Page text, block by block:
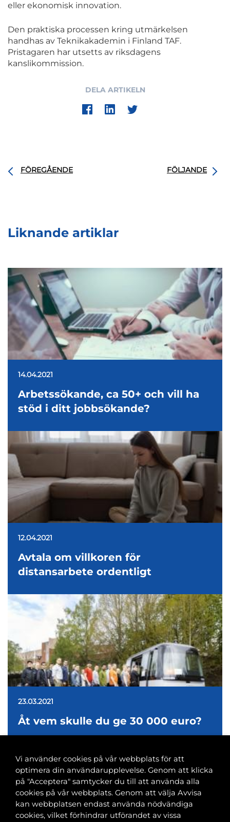
eller ekonomisk innovation.
Den praktiska processen kring utmärkelsen
handhas av Teknikakademin i Finland TAF.
Pristagaren har utsetts av riksdagens
kanslikommission.
DELA ARTIKELN
FÖREGÅENDE FÖLJANDE
Liknande artiklar
14.04.2021
Arbetssökande, ca 50+ och vill ha
stöd i ditt jobbsökande?
12.04.2021
Avtala om villkoren för
distansarbete ordentligt
23.03.2021
Åt vem skulle du ge 30 000 euro?
Banvaktsgatan 2A, 00520 Helsingfors
040 585 2586
Vi använder cookies på vår webbplats för att
optimera din användarupplevelse. Genom att klicka
på "Acceptera" samtycker du till att använda alla
cookies på vår webbplats. Genom att välja Avvisa
kan webbplatsen endast använda nödvändiga
cookies, vilket förhindrar utförandet av vissa